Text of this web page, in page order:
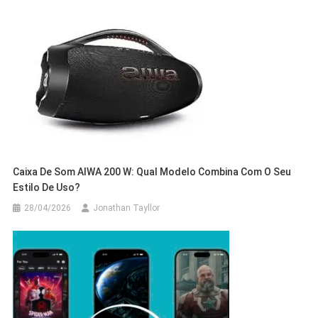
Caixa De Som AIWA 200 W: Qual Modelo Combina Com O Seu
Estilo De Uso?
28/04/2026 Jonathan Tayllor